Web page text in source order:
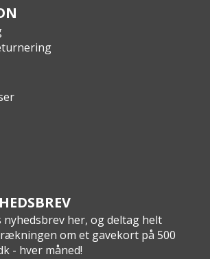
Polyamid / 54% Polyamid / 39%
for stræk og slidstyrke
for varme og komfort
nyhedsbrev her, og deltag helt
om et gavekort på 500
- hver måned!